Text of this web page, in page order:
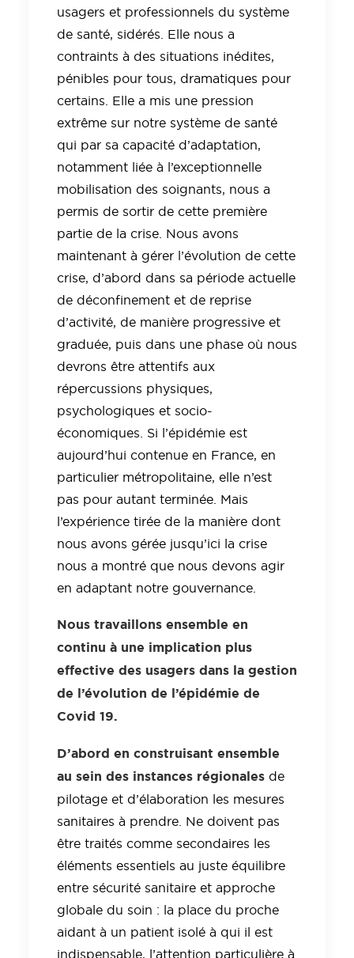
usagers et professionnels du système
de santé, sidérés. Elle nous a
contraints à des situations inédites,
pénibles pour tous, dramatiques pour
certains. Elle a mis une pression
extrême sur notre système de santé
qui par sa capacité d’adaptation,
notamment liée à l’exceptionnelle
mobilisation des soignants, nous a
permis de sortir de cette première
partie de la crise. Nous avons
maintenant à gérer l’évolution de cette
crise, d’abord dans sa période actuelle
de déconfinement et de reprise
d’activité, de manière progressive et
graduée, puis dans une phase où nous
devrons être attentifs aux
répercussions physiques,
psychologiques et socio-
économiques. Si l’épidémie est
aujourd’hui contenue en France, en
particulier métropolitaine, elle n’est
pas pour autant terminée. Mais
l’expérience tirée de la manière dont
nous avons gérée jusqu’ici la crise
nous a montré que nous devons agir
en adaptant notre gouvernance.
Nous travaillons ensemble en
continu à une implication plus
effective des usagers dans la gestion
de l’évolution de l’épidémie de
Covid 19.
D’abord en construisant ensemble
au sein des instances régionales de
pilotage et d’élaboration les mesures
sanitaires à prendre. Ne doivent pas
être traités comme secondaires les
éléments essentiels au juste équilibre
entre sécurité sanitaire et approche
globale du soin : la place du proche
aidant à un patient isolé à qui il est
indispensable, l’attention particulière à